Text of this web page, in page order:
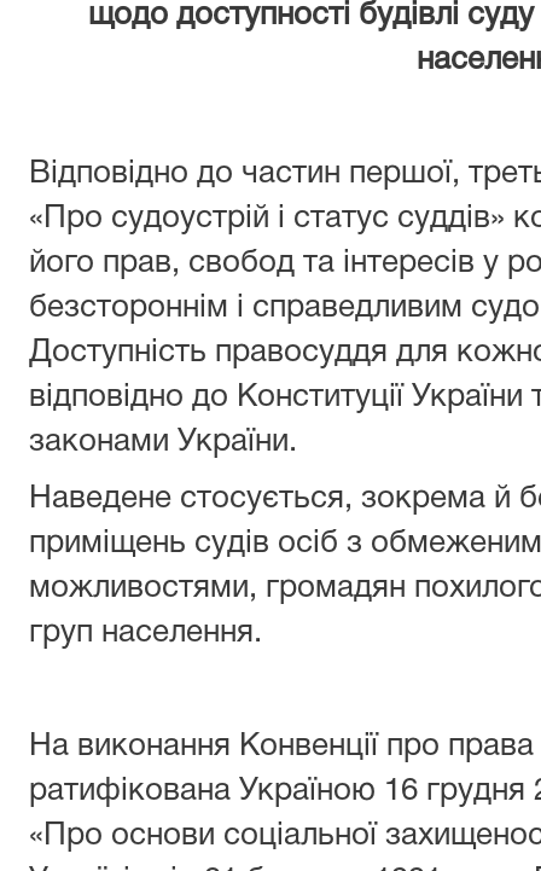
щодо доступності будівлі
Відповідно до частин першої,
«Про судоустрій і статус суддів»
його прав, свобод та інтересів у
безстороннім і справедливим
Доступність правосуддя для
відповідно до Конституції
законами України.
Наведене стосується, зокрема й
приміщень судів осіб з
можливостями, громадян
груп населення.
На виконання Конвенції про права
ратифікована Україною 16 грудня
«Про основи соціальної